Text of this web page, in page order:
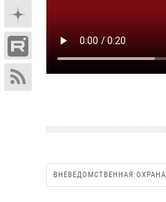
ВНЕВЕДОМСТВЕННАЯ ОХРАНА